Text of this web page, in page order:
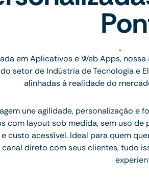
em Aplicativos e Web Apps,
setor de Indústria de Tecnologia e
alinhadas à realidade do
une agilidade, personalização e
com layout sob medida, sem uso de
custo acessível. Ideal para quem
direto com seus clientes, tudo